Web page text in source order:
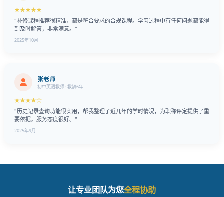
★★★★★
"补修课程推荐很精准，都是符合要求的合规课程。学习过程中有任何问题都能得
到及时解答，非常满意。"
2025年10月
张老师
初中英语教师 · 教龄6年
★★★★☆
"历史记录查询功能很实用，帮我整理了近几年的学时情况，为职称评定提供了重
要依据。服务态度很好。"
2025年9月
让专业团队为您全程协助